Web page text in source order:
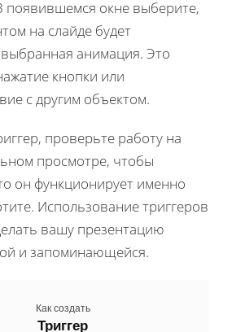
появившемся окне выберите,
на слайде будет
анимация. Это
кнопки или
с другим объектом.
проверьте работу на
просмотре, чтобы
он функционирует именно
Использование триггеров
вашу презентацию
и запоминающейся.
Как создать
Триггер